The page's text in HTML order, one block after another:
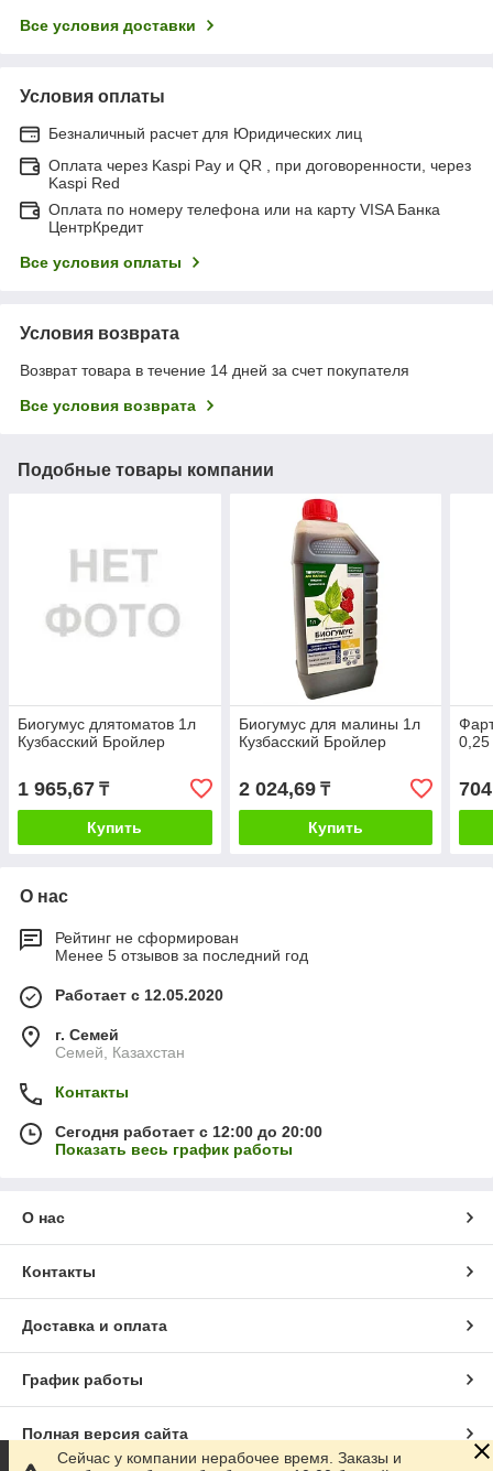
Все условия доставки
Условия оплаты
Безналичный расчет для Юридических лиц
Оплата через Kaspi Pay и QR , при договоренности, через
Kaspi Red
Оплата по номеру телефона или на карту VISA Банка
ЦентрКредит
Все условия оплаты
Условия возврата
Возврат товара в течение 14 дней за счет покупателя
Все условия возврата
Подобные товары компании
Биогумус длятоматов 1л
Кузбасский Бройлер
1 965,67 ₸
Купить
Биогумус для малины 1л
Кузбасский Бройлер
2 024,69₸
Купить
0,25
О нас
Рейтинг не сформирован
Менее 5 отзывов за последний год
Работает с 12.05.2020
г. Семей
Семей, Казахстан
Контакты
Сегодня работает с 12:00 до 20:00
Показать весь график работы
О нас
Контакты
Доставка и оплата
График работы
Полная версия сайта
Сейчас у компании нерабочее время. Заказы и